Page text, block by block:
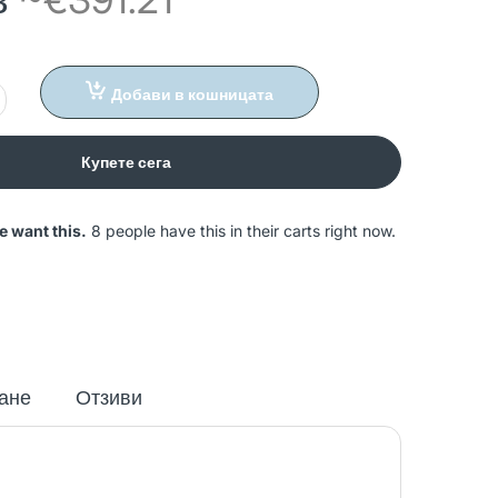
Добави в кошницата
Купете сега
want this. 8 people have this in their carts right now.
Отзиви